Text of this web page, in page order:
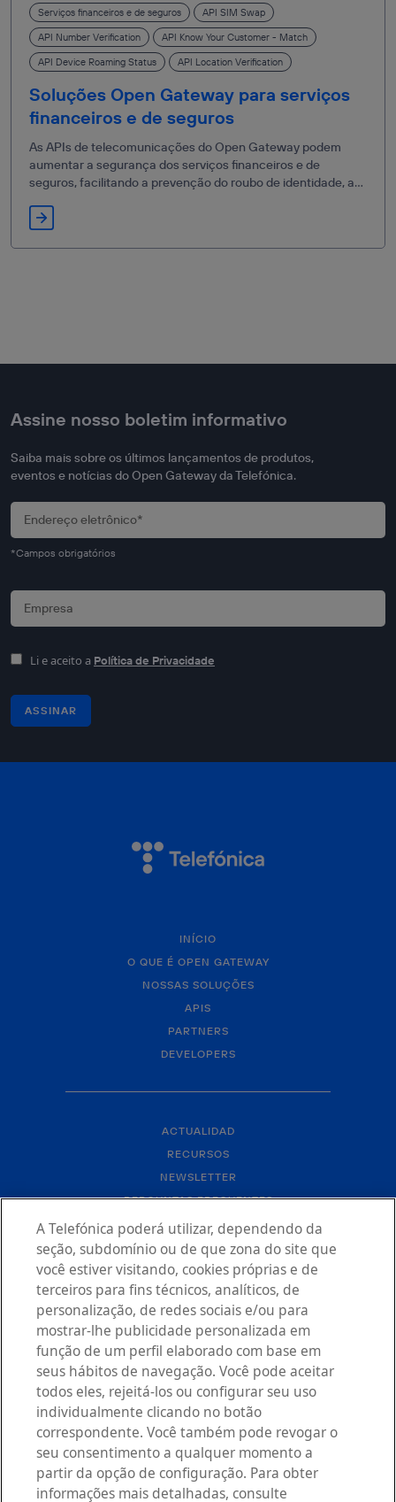
Serviços financeiros e de seguros
API SIM Swap
API Number Verification
API Know Your Customer - Match
API Device Roaming Status
API Location Verification
Soluções Open Gateway para serviços
financeiros e de seguros
As APIs de telecomunicações do Open Gateway podem
aumentar a segurança dos serviços financeiros e de
seguros, facilitando a prevenção do roubo de identidade, a
antifraude.
Assine nosso boletim informativo
Saiba mais sobre os últimos lançamentos de produtos,
eventos e notícias do Open Gateway da Telefónica.
*Campos obrigatórios
Li e aceito a Política de Privacidade
ASSINAR
INÍCIO
O QUE É OPEN GATEWAY
NOSSAS SOLUÇÕES
APIS
PARTNERS
DEVELOPERS
ACTUALIDAD
RECURSOS
NEWSLETTER
PERGUNTAS FREQUENTES
CONTACTO
AVISO LEGAL
POLÍTICA DE PRIVACIDADE
DECLARAÇÃO DE ACESSIBILIDADE
POLÍTICA DE COOKIES
CONFIGURAÇÃO DE COOKIES
A Telefónica poderá utilizar, dependendo da
seção, subdomínio ou de que zona do site que
você estiver visitando, cookies próprias e de
terceiros para fins técnicos, analíticos, de
personalização, de redes sociais e/ou para
mostrar-lhe publicidade personalizada em
função de um perfil elaborado com base em
seus hábitos de navegação. Você pode aceitar
todos eles, rejeitá-los ou configurar seu uso
individualmente clicando no botão
correspondente. Você também pode revogar o
seu consentimento a qualquer momento a
partir da opção de configuração. Para obter
informações mais detalhadas, consulte